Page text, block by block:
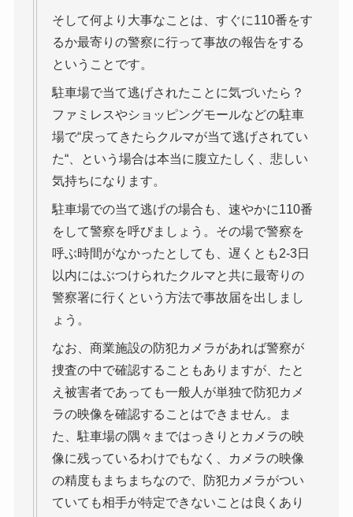
そして何より大事なことは、すぐに110番をす
るか最寄りの警察に行って事故の報告をする
ということです。
駐車場で当て逃げされたことに気づいたら？
ファミレスやショッピングモールなどの駐車
場で“戻ってきたらクルマが当て逃げされてい
た“、という場合は本当に腹立たしく、悲しい
気持ちになります。
駐車場での当て逃げの場合も、速やかに110番
をして警察を呼びましょう。その場で警察を
呼ぶ時間がなかったとしても、遅くとも2-3日
以内にはぶつけられたクルマと共に最寄りの
警察署に行くという方法で事故届を出しまし
ょう。
なお、商業施設の防犯カメラがあれば警察が
捜査の中で確認することもありますが、たと
え被害者であっても一般人が単独で防犯カメ
ラの映像を確認することはできません。ま
た、駐車場の隅々まではっきりとカメラの映
像に残っているわけでもなく、カメラの映像
の精度もまちまちなので、防犯カメラがつい
ていても相手が特定できないことは良くあり